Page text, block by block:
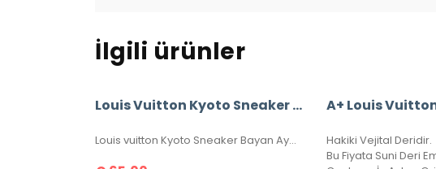
İlgili ürünler
Louis Vuitton Kyoto Sneaker Bayan Ayakkabı
Louis vuitton Kyoto Sneaker Bayan Ayakkabı, Hakiki Deri, 36-37-38-39-40 Numaraları Mevcuttur.
Hakiki Vejital Deridir.